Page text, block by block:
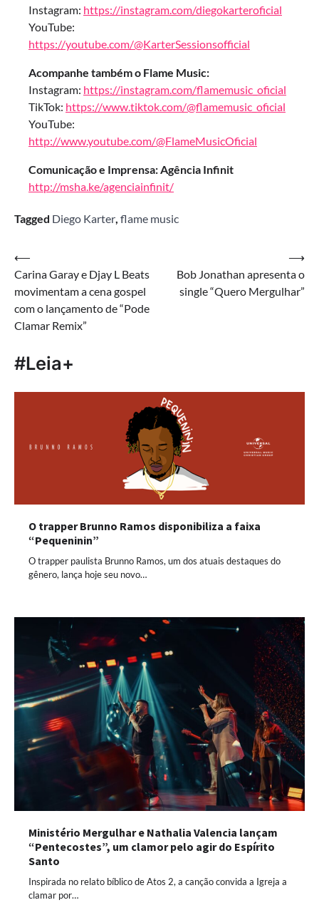
Instagram: https://instagram.com/diegokarteroficial
YouTube:
https://youtube.com/@KarterSessionsofficial
Acompanhe também o Flame Music:
Instagram: https://instagram.com/flamemusic_oficial
TikTok: https://www.tiktok.com/@flamemusic_oficial
YouTube:
http://www.youtube.com/@FlameMusicOficial
Comunicação e Imprensa: Agência Infinit
http://msha.ke/agenciainfinit/
Tagged Diego Karter, flame music
Navegação
de
Post
⟵
Carina Garay e Djay L Beats
movimentam a cena gospel
com o lançamento de “Pode
Clamar Remix”
Bob Jonathan apresenta o
single “Quero Mergulhar”
⟶
#Leia+
O trapper Brunno Ramos disponibiliza a faixa
“Pequeninin”
O trapper paulista Brunno Ramos, um dos atuais destaques do
gênero, lança hoje seu novo…
Ministério Mergulhar e Nathalia Valencia lançam
“Pentecostes”, um clamor pelo agir do Espírito
Santo
Inspirada no relato bíblico de Atos 2, a canção convida a Igreja a
clamar por…